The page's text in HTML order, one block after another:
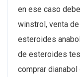
en ese caso
winstrol, venta
esteroides
de esteroides
comprar